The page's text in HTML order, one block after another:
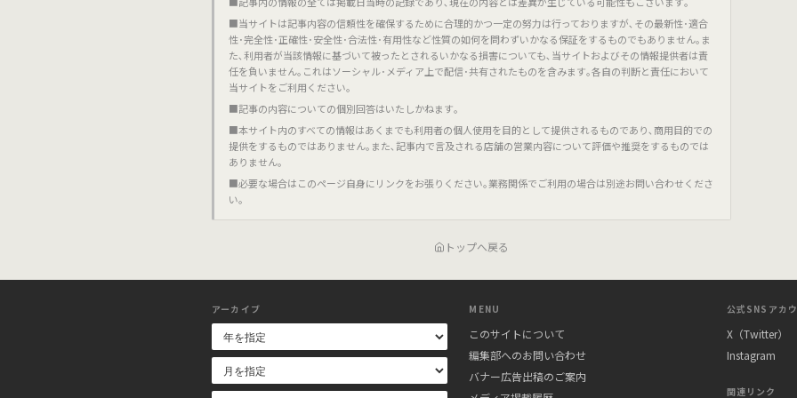
■当サイトは記事内容の信頼性を確保するために合理的かつ一定の努力は行っておりますが､その最新性･適合
性･完全性･正確性･安全性･合法性･有用性など性質の如何を問わずいかなる保証をするものでもありません｡ま
た､利用者が当該情報に基づいて被ったとされるいかなる損害についても､当サイトおよびその情報提供者は責
任を負いません｡これはソーシャル･メディア上で配信･共有されたものを含みます｡各自の判断と責任において
当サイトをご利用ください｡
■記事の内容についての個別回答はいたしかねます｡
■本サイト内のすべての情報はあくまでも利用者の個人使用を目的として提供されるものであり､商用目的での
提供をするものではありません｡また､記事内で言及される店舗の営業内容について評価や推奨をするものでは
ありません｡
■必要な場合はこのページ自身にリンクをお張りください｡業務関係でご利用の場合は別途お問い合わせくださ
い｡
トップへ戻る
アーカイブ MENU
このサイトについて
編集部へのお問い合わせ
バナー広告出稿のご案内
公式SNSアカ
X（Twitter）
Instagram
関連リンク